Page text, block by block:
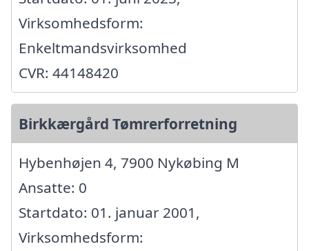
Virksomhedsform:
Enkeltmandsvirksomhed
CVR: 44148420
Birkkærgård Tømrerforretning
Hybenhøjen 4, 7900 Nykøbing M
Ansatte: 0
Startdato: 01. januar 2001,
Virksomhedsform: